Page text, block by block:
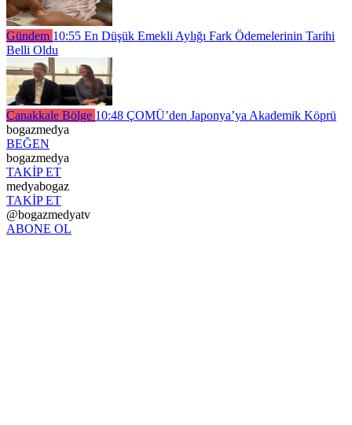
Gündem 10:55 En Düşük Emekli Aylığı Fark Ödemelerinin Tarihi
Belli Oldu
Çanakkale Bölge 10:48 ÇOMÜ’den Japonya’ya Akademik Köprü
bogazmedya
BEĞEN
bogazmedya
TAKİP ET
medyabogaz
TAKİP ET
@bogazmedyatv
ABONE OL